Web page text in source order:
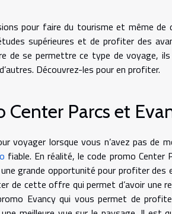
pour faire du tourisme et même de
supérieures et de profiter des
de se permettre ce type de voyage,
Découvrez-les pour en profiter.
Center Parcs et
voyager lorsque vous n’avez pas de
fiable. En réalité, le code promo Center
grande opportunité pour profiter des
de cette offre qui permet d’avoir une
Evancy qui vous permet de